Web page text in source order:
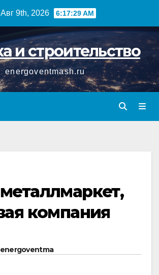
9th, 2026 6:17:30 AM
и строительство
energoventmash.ru
компания
energoventma